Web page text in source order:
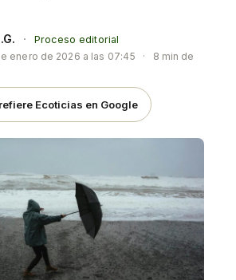
·
Proceso editorial
enero de 2026 a las 07:45 ·
8 min de
Ecoticias en Google